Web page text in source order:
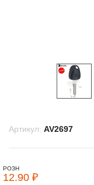
Артикул: AV2697
РОЗН
12.90 ₽